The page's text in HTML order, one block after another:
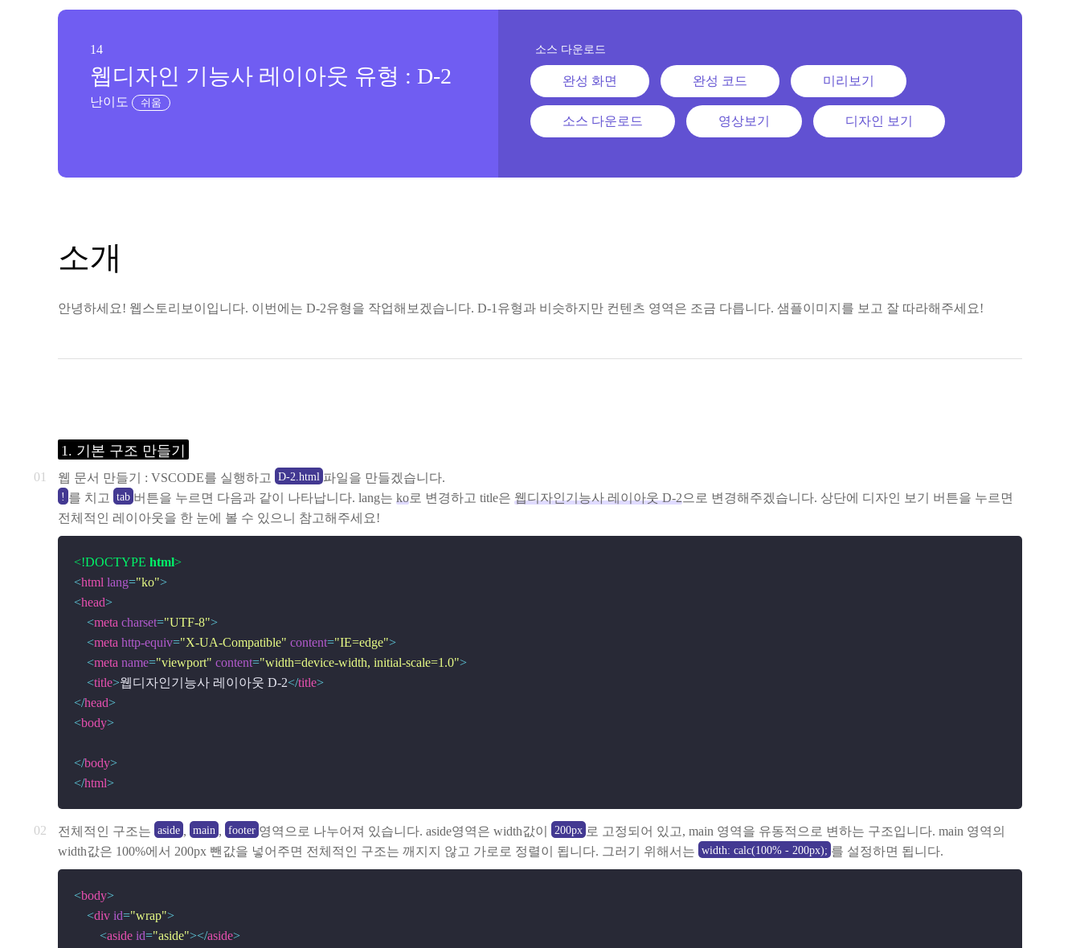
14
웹디자인 기능사 레이아웃 유형 : D-2
난이도 쉬움
소스 다운로드
완성 화면 완성 코드 미리보기
소스 다운로드 영상보기 디자인 보기
소개
안녕하세요! 웹스토리보이입니다. 이번에는 D-2유형을 작업해보겠습니다. D-1유형과 비슷하지만 컨텐츠 영역은 조금 다릅니다. 샘플이미지를 보고 잘 따라해주세요!
1. 기본 구조 만들기
웹 문서 만들기 : VSCODE를 실행하고 D-2.html 파일을 만들겠습니다.
! 를 치고 tab 버튼을 누르면 다음과 같이 나타납니다. lang는 ko로 변경하고 title은 웹디자인기능사 레이아웃 D-2으로 변경해주겠습니다. 상단에 디자인 보기
버튼을 누르면
전체적인 레이아웃을 한 눈에 볼 수 있으니 참고해주세요!
<!DOCTYPE html>
<html lang="ko">
<head>
<meta charset="UTF-8">
<meta http-equiv="X-UA-Compatible" content="IE=edge">
<meta name="viewport" content="width=device-width, initial-scale=1.0">
<title>웹디자인기능사 레이아웃 D-2</title>
</head>
<body>
</body>
</html>
전체적인 구조는 aside , main , footer 영역으로 나누어져 있습니다. aside영역은 width값이 200px 로 고정되어 있고, main 영역을 유동적으로 변하는 구조입니다. main 영역의
width값은 100%에서 200px 뺀값을 넣어주면 전체적인 구조는 깨지지 않고 가로로 정렬이 됩니다. 그러기 위해서는 width: calc(100% - 200px); 를 설정하면 됩니다.
<body>
<div id="wrap">
<aside id="aside"></aside>